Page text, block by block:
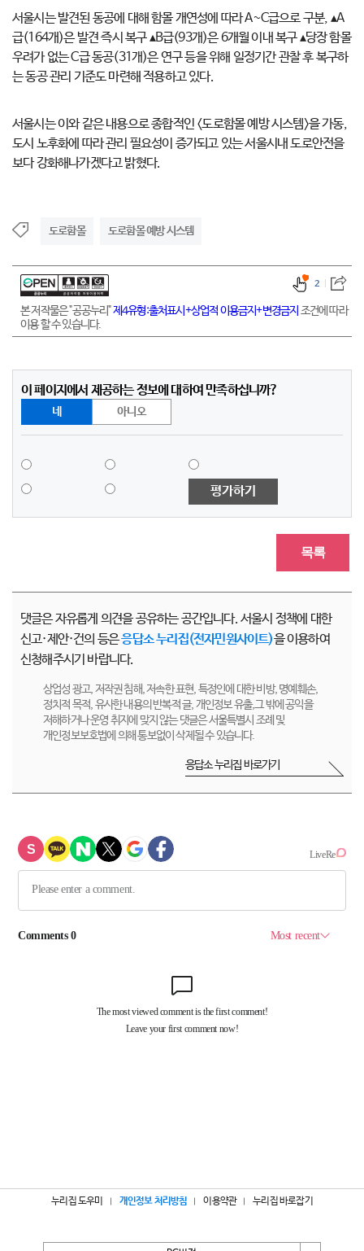
서울시는 발견된 동공에 대해 함몰 개연성에 따라 A~C급으로 구분, ▴A
급(164개)은 발견 즉시 복구 ▴B급(93개)은 6개월 이내 복구 ▴당장 함몰
우려가 없는 C급 동공(31개)은 연구 등을 위해 일정기간 관찰 후 복구하
는 동공 관리 기준도 마련해 적용하고 있다.
서울시는 이와 같은 내용으로 종합적인 <도로함몰 예방 시스템>을 가동,
도시 노후화에 따라 관리 필요성이 증가되고 있는 서울시내 도로안전을
보다 강화해나가겠다고 밝혔다.
도로함몰 도로함몰 예방 시스템
본 저작물은 "공공누리"제4유형:출처표시+상업적 이용금지+변경금지 조건에 따라
이용 할 수 있습니다.
2
이 페이지에서 제공하는 정보에 대하여 만족하십니까?
네 아니오
평가하기
목록
댓글은 자유롭게 의견을 공유하는 공간입니다. 서울시 정책에 대한
신고·제안·건의 등은응답소 누리집(전자민원사이트)을 이용하여
신청해주시기 바랍니다.
상업성 광고, 저작권 침해, 저속한 표현, 특정인에 대한 비방, 명예훼손,
정치적 목적, 유사한 내용의 반복적 글, 개인정보 유출,그 밖에 공익을
저해하거나 운영 취지에 맞지 않는 댓글은 서울특별시 조례 및
개인정보보호법에 의해 통보없이 삭제될 수 있습니다.
응답소 누리집 바로가기
누리집 도우미 개인정보 처리방침 이용약관 누리집 바로잡기